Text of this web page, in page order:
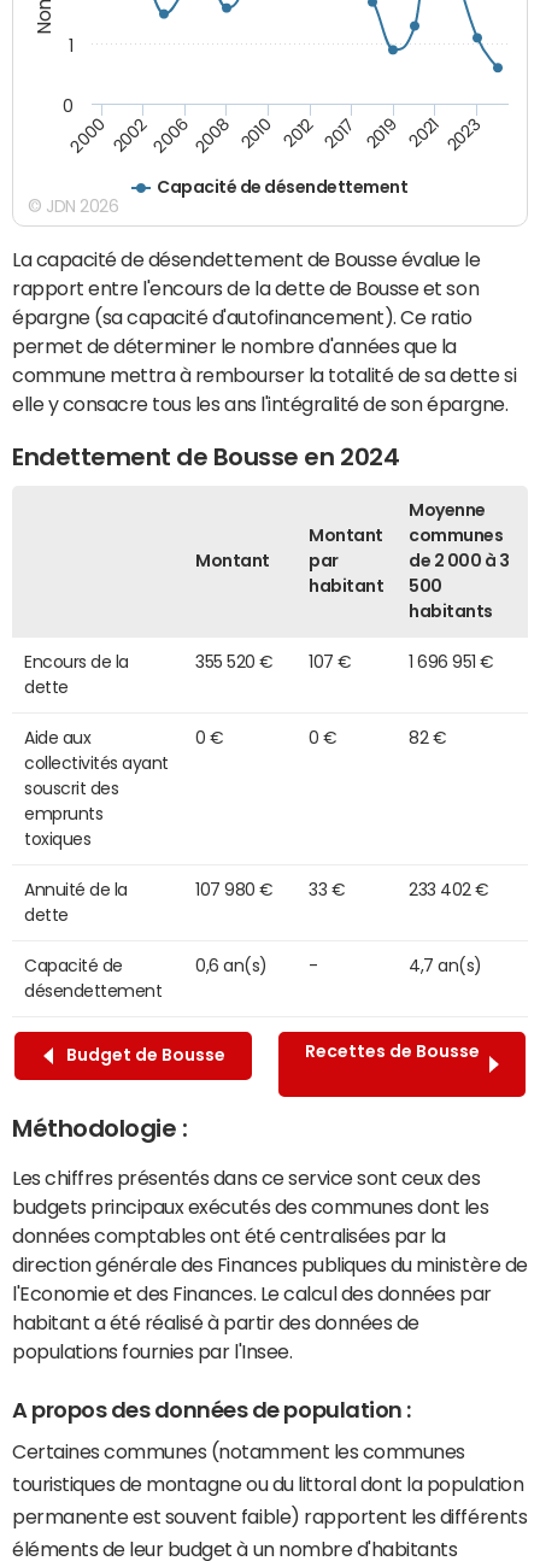
Capacité de désendettement
2000 200220062008 2010 2012 2017 2019 2021 2023
0
1
© JDN 2026
La capacité de désendettement de Bousse évalue le
rapport entre l'encours de la dette de Bousse et son
épargne (sa capacité d'autofinancement). Ce ratio
permet de déterminer le nombre d'années que la
commune mettra à rembourser la totalité de sa dette si
elle y consacre tous les ans l'intégralité de son épargne.
Endettement de Bousse en 2024
Montant
Montant
par
habitant
Moyenne
communes
de 2 000 à 3
500
habitants
Encours de la
dette
355 520 € 107 € 1 696 951 €
Aide aux
collectivités ayant
souscrit des
emprunts
toxiques
0 € 0 € 82 €
Annuité de la
dette
107 980 € 33 € 233 402 €
Capacité de
désendettement
0,6 an(s) - 4,7 an(s)
Budget de Bousse Recettes de Bousse
Méthodologie :
Les chiffres présentés dans ce service sont ceux des
budgets principaux exécutés des communes dont les
données comptables ont été centralisées par la
direction générale des Finances publiques du ministère de
l'Economie et des Finances. Le calcul des données par
habitant a été réalisé à partir des données de
populations fournies par l'Insee.
A propos des données de population :
Certaines communes (notamment les communes
touristiques de montagne ou du littoral dont la population
permanente est souvent faible) rapportent les différents
éléments de leur budget à un nombre d'habitants